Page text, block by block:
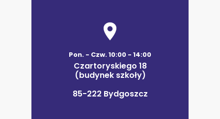
Pon. - Czw. 10:00 - 14:00
Czartoryskiego 18
(budynek szkoły)
85-222 Bydgoszcz